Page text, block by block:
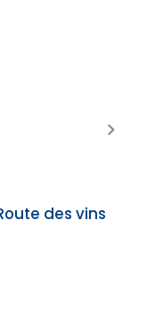
des vins